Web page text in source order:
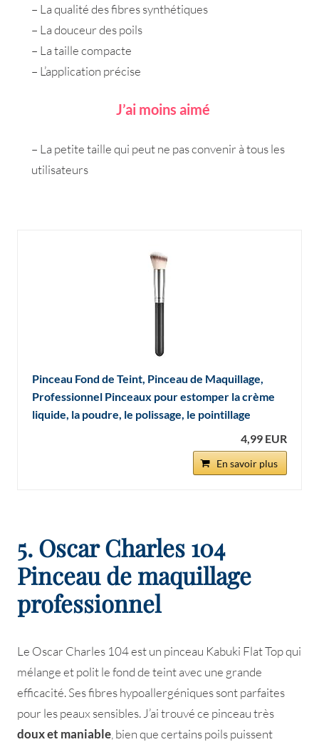
– La qualité des fibres synthétiques
– La douceur des poils
– La taille compacte
– L’application précise
J’ai moins aimé
– La petite taille qui peut ne pas convenir à tous les
utilisateurs
Pinceau Fond de Teint, Pinceau de Maquillage,
Professionnel Pinceaux pour estomper la crème
liquide, la poudre, le polissage, le pointillage
4,99 EUR
En savoir plus
5. Oscar Charles 104
Pinceau de maquillage
professionnel
Le Oscar Charles 104 est un pinceau Kabuki Flat Top qui
mélange et polit le fond de teint avec une grande
efficacité. Ses fibres hypoallergéniques sont parfaites
pour les peaux sensibles. J’ai trouvé ce pinceau très
doux et maniable , bien que certains poils puissent